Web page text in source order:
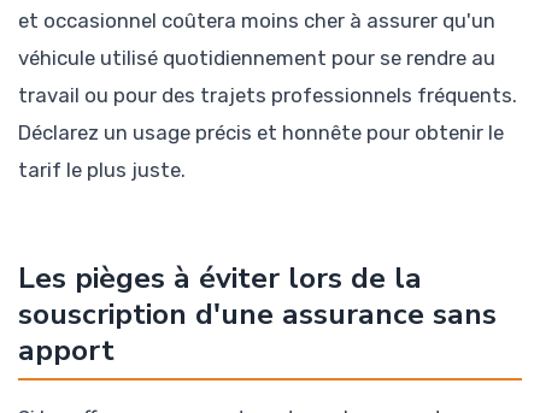
et occasionnel coûtera moins cher à assurer qu'un
véhicule utilisé quotidiennement pour se rendre au
travail ou pour des trajets professionnels fréquents.
Déclarez un usage précis et honnête pour obtenir le
tarif le plus juste.
Les pièges à éviter lors de la
souscription d'une assurance sans
apport